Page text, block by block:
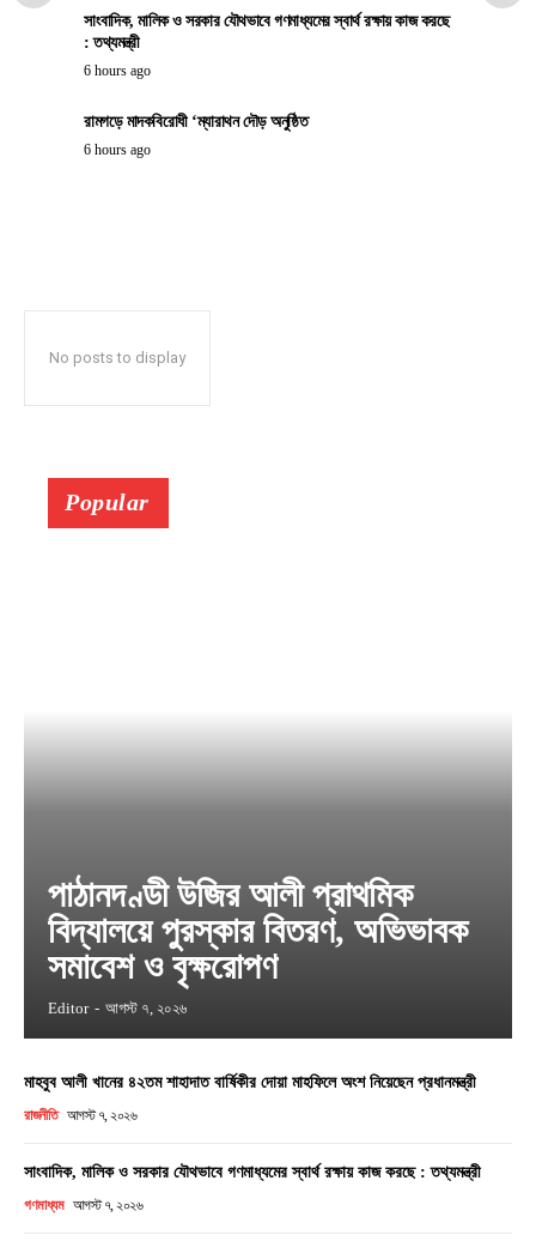
সাংবাদিক, মালিক ও সরকার যৌথভাবে গণমাধ্যমের স্বার্থ রক্ষায় কাজ করছে
: তথ্যমন্ত্রী
6 hours ago
রামগড়ে মাদকবিরোধী ‘ম্যারাথন দৌড় অনুষ্ঠিত
6 hours ago
No posts to display
Popular
পাঠানদণ্ডী উজির আলী প্রাথমিক
বিদ্যালয়ে পুরস্কার বিতরণ, অভিভাবক
সমাবেশ ও বৃক্ষরোপণ
Editor - আগস্ট ৭, ২০২৬
মাহবুব আলী খানের ৪২তম শাহাদাত বার্ষিকীর দোয়া মাহফিলে অংশ নিয়েছেন প্রধানমন্ত্রী
রাজনীতি আগস্ট ৭, ২০২৬
সাংবাদিক, মালিক ও সরকার যৌথভাবে গণমাধ্যমের স্বার্থ রক্ষায় কাজ করছে : তথ্যমন্ত্রী
গণমাধ্যম আগস্ট ৭, ২০২৬